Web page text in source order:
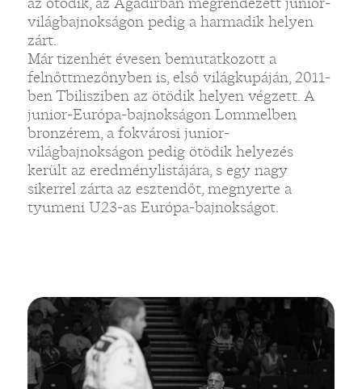
világbajnokságon pedig a harmadik helyen
zárt.
Már tizenhét évesen bemutatkozott a
felnőttmezőnyben is, első világkupáján, 2011-
ben Tbilisziben az ötödik helyen végzett. A
junior-Európa-bajnokságon Lommelben
bronzérem, a fokvárosi junior-
világbajnokságon pedig ötödik helyezés
került az eredménylistájára, s egy nagy
sikerrel zárta az esztendőt, megnyerte a
tyumeni U23-as Európa-bajnokságot.